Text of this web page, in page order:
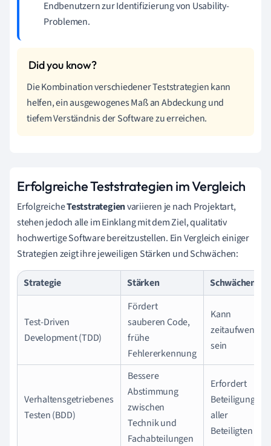
Endbenutzern zur Identifizierung von Usability-
Problemen.
Die Kombination verschiedener Teststrategien kann
helfen, ein ausgewogenes Maß an Abdeckung und
tiefem Verständnis der Software zu erreichen.
Erfolgreiche Teststrategien im Vergleich
ErfolgreicheTeststrategienvariieren je nach Projektart,
stehen jedoch alle im Einklang mit dem Ziel, qualitativ
hochwertige Software bereitzustellen. Ein Vergleich einiger
Strategien zeigt ihre jeweiligen Stärken und Schwächen:
Strategie Stärken Schwächen
Test-Driven
Development (TDD)
Fördert
sauberen Code,
frühe
Fehlererkennung
Kann
zeitaufwendig
sein
Verhaltensgetriebenes
Testen (BDD)
Bessere
Abstimmung
zwischen
Technik und
Fachabteilungen
Erfordert
Beteiligung
aller
Beteiligten